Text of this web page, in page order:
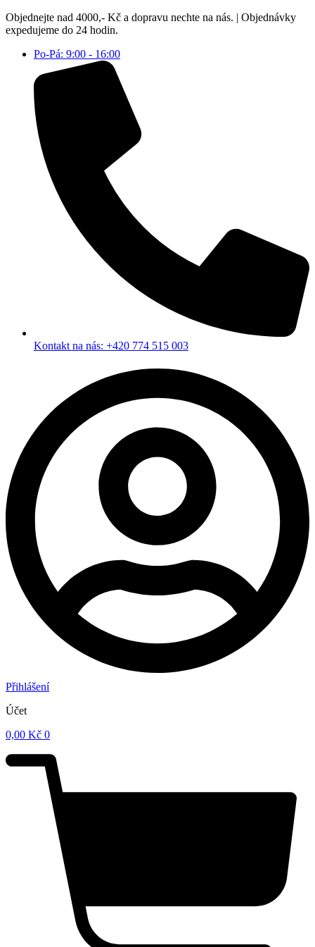
Přejít
k
Objednejte nad 4000,- Kč a dopravu nechte na nás. | Objednávky
expedujeme do 24 hodin.
Po-Pá: 9:00 - 16:00
Kontakt na nás: +420 774 515 003
Přihlášení
Účet
0,00 Kč 0